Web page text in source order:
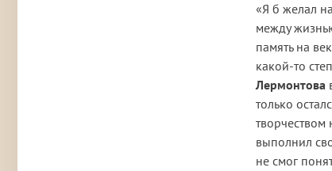
«Я б желал
между
память на
какой-то
Лермонтова
только
выполнил
не смог